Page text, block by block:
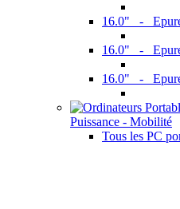
16.0" -
16.0" -
16.0" -
Puissance - Mobilité
Tous les PC